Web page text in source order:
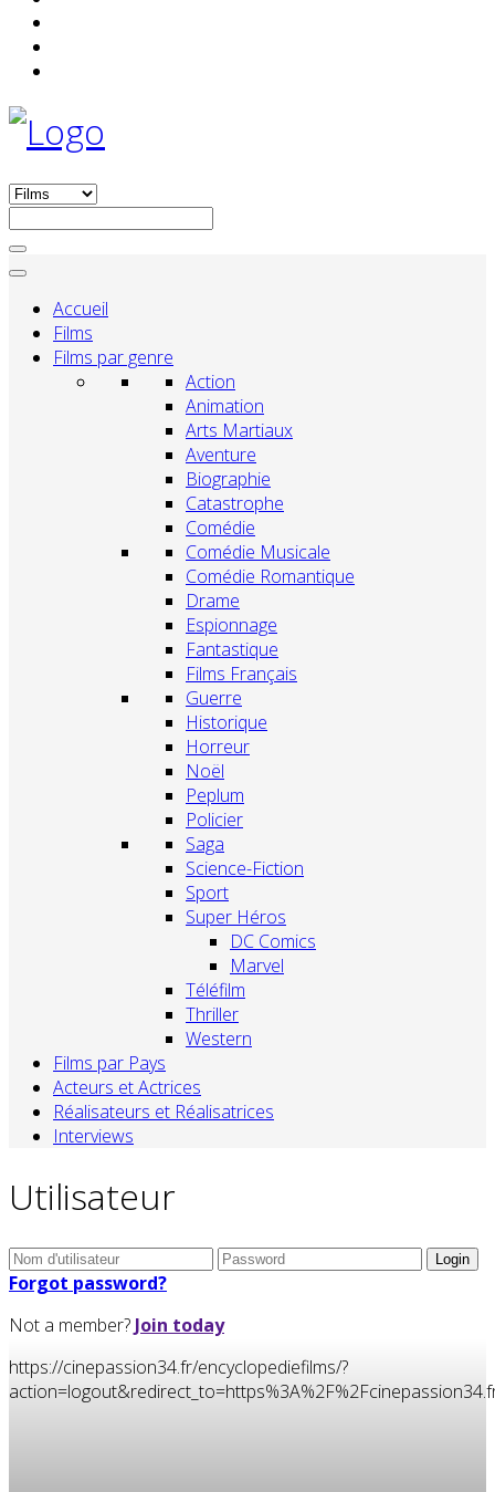
Accueil
Films
Films par genre
Action
Animation
Arts Martiaux
Aventure
Biographie
Catastrophe
Comédie
Comédie Musicale
Comédie Romantique
Drame
Espionnage
Fantastique
Films Français
Guerre
Historique
Horreur
Noël
Peplum
Policier
Saga
Science-Fiction
Sport
Super Héros
DC Comics
Marvel
Téléfilm
Thriller
Western
Films par Pays
Acteurs et Actrices
Réalisateurs et Réalisatrices
Interviews
Utilisateur
Forgot password?
Not a member? Join today
https://cinepassion34.fr/encyclopediefilms/?